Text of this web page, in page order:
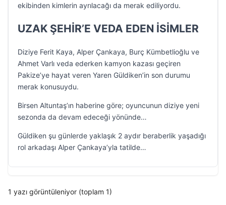
ekibinden kimlerin ayrılacağı da merak ediliyordu.
UZAK ŞEHİR’E VEDA EDEN İSİMLER
Diziye Ferit Kaya, Alper Çankaya, Burç Kümbetlioğlu ve
Ahmet Varlı veda ederken kamyon kazası geçiren
Pakize’ye hayat veren Yaren Güldiken’in son durumu
merak konusuydu.
Birsen Altuntaş’ın haberine göre; oyuncunun diziye yeni
sezonda da devam edeceği yönünde…
Güldiken şu günlerde yaklaşık 2 aydır beraberlik yaşadığı
rol arkadaşı Alper Çankaya’yla tatilde…
1 yazı görüntüleniyor (toplam 1)